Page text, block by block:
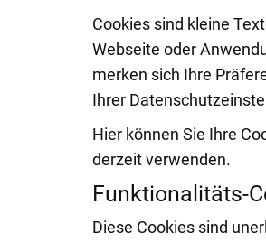
Cookies sind kleine
Webseite oder
merken sich Ihre
Ihrer
Hier können Sie Ihre
derzeit verwenden.
Funktionalitäts-
Diese Cookies sind